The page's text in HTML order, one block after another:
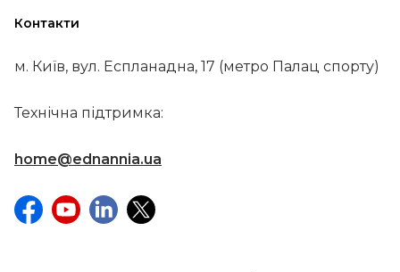
Контакти
м. Київ, вул. Еспланадна, 17 (метро Палац спорту)
Технічна підтримка:
home@ednannia.ua